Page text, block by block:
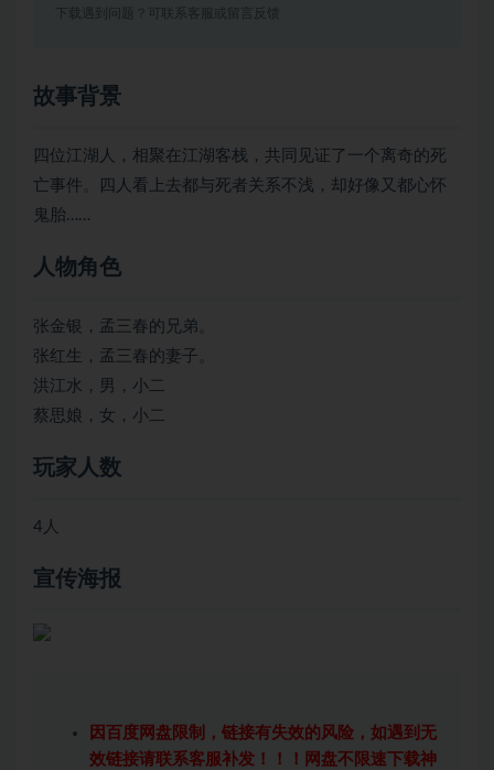
下载遇到问题？可联系客服或留言反馈
故事背景
四位江湖人，相聚在江湖客栈，共同见证了一个离奇的死
亡事件。四人看上去都与死者关系不浅，却好像又都心怀
鬼胎……
人物角色
张金银，孟三春的兄弟。
张红生，孟三春的妻子。
洪江水，男，小二
蔡思娘，女，小二
玩家人数
4人
宣传海报
因百度网盘限制，链接有失效的风险，如遇到无
效链接请联系客服补发！！！网盘不限速下载神